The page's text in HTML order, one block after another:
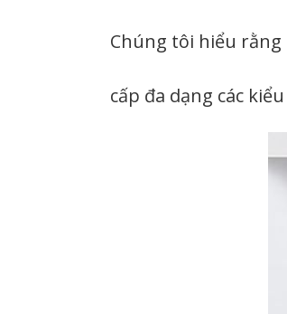
Chúng tôi hiểu
cấp đa dạng các